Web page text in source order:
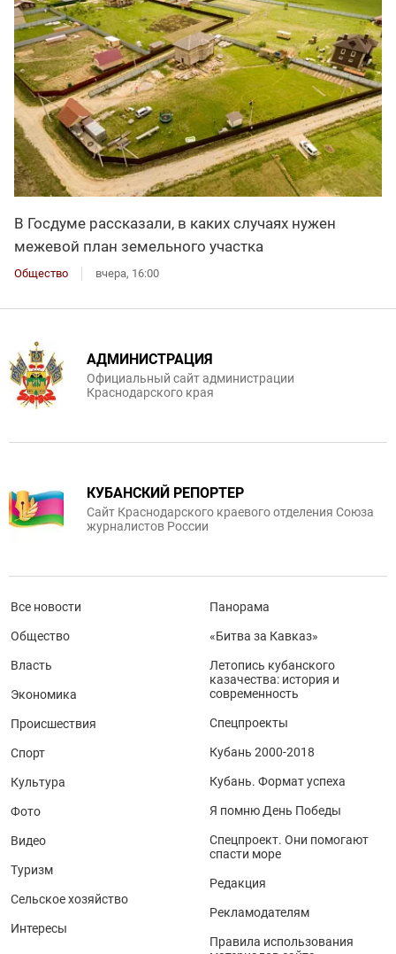
В Госдуме рассказали, в каких случаях нужен
межевой план земельного участка
Общество вчера, 16:00
АДМИНИСТРАЦИЯ
Официальный сайт администрации
Краснодарского края
КУБАНСКИЙ РЕПОРТЕР
Сайт Краснодарского краевого отделения Союза
журналистов России
Все новости
Общество
Власть
Экономика
Происшествия
Спорт
Культура
Фото
Видео
Туризм
Сельское хозяйство
Интересы
Панорама
«Битва за Кавказ»
Летопись кубанского
казачества: история и
современность
Спецпроекты
Кубань 2000-2018
Кубань. Формат успеха
Я помню День Победы
Спецпроект. Они помогают
спасти море
Редакция
Рекламодателям
Правила использования